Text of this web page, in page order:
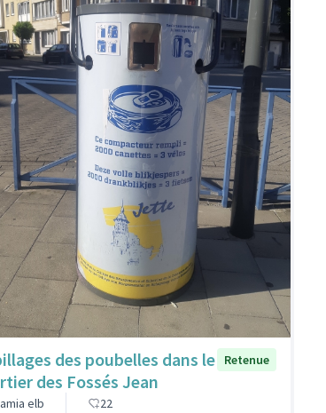
des poubelles dans le
des Fossés Jean
Retenue
elb 22